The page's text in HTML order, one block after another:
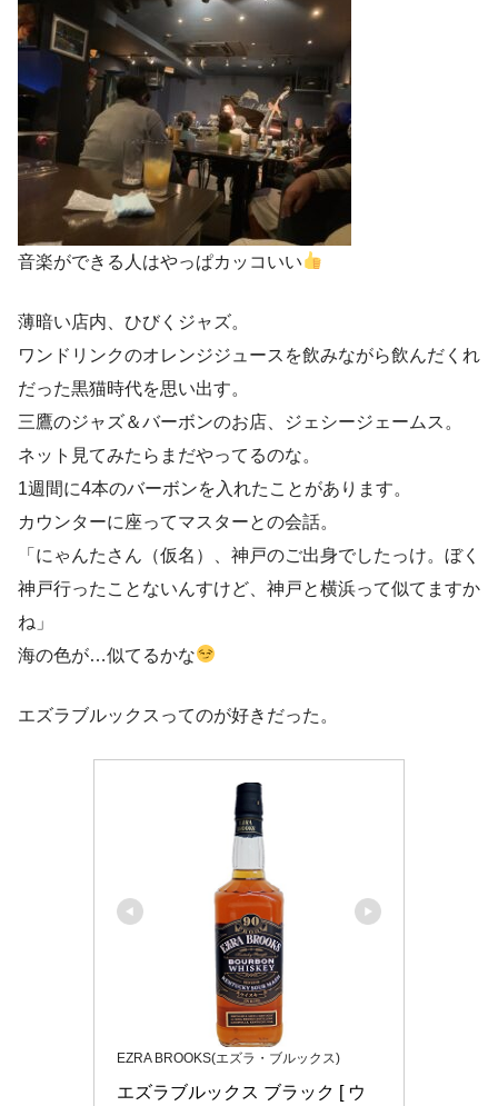
音楽ができる人はやっぱカッコいい
薄暗い店内、ひびくジャズ。
ワンドリンクのオレンジジュースを飲みながら飲んだくれ
だった黒猫時代を思い出す。
三鷹のジャズ＆バーボンのお店、ジェシージェームス。
ネット見てみたらまだやってるのな。
1週間に4本のバーボンを入れたことがあります。
カウンターに座ってマスターとの会話。
「にゃんたさん（仮名）、神戸のご出身でしたっけ。ぼく
神戸行ったことないんすけど、神戸と横浜って似てますか
ね」
海の色が…似てるかな
エズラブルックスってのが好きだった。
EZRA BROOKS(エズラ・ブルックス)
エズラブルックス ブラック [ ウ